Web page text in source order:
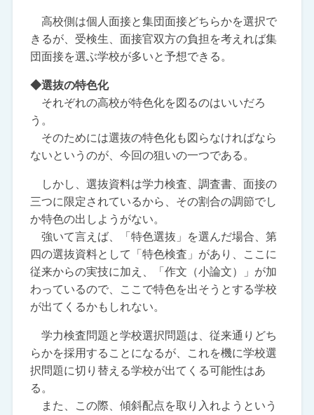
高校側は個人面接と集団面接どちらかを選択で
きるが、受検生、面接官双方の負担を考えれば集
団面接を選ぶ学校が多いと予想できる。
◆選抜の特色化
それぞれの高校が特色化を図るのはいいだろ
う。
そのためには選抜の特色化も図らなければなら
ないというのが、今回の狙いの一つである。
しかし、選抜資料は学力検査、調査書、面接の
三つに限定されているから、その割合の調節でし
か特色の出しようがない。
強いて言えば、「特色選抜」を選んだ場合、第
四の選抜資料として「特色検査」があり、ここに
従来からの実技に加え、「作文（小論文）」が加
わっているので、ここで特色を出そうとする学校
が出てくるかもしれない。
学力検査問題と学校選択問題は、従来通りどち
らかを採用することになるが、これを機に学校選
択問題に切り替える学校が出てくる可能性はあ
る。
また、この際、傾斜配点を取り入れようという